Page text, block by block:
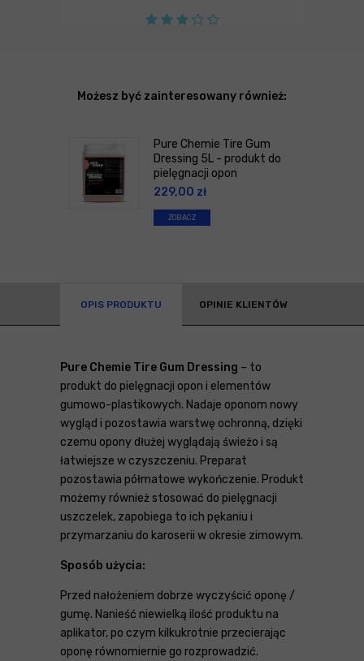
Możesz być zainteresowany również:
Pure Chemie Tire Gum
Dressing 5L - produkt do
pielęgnacji opon
229,00 zł
ZOBACZ
OPIS PRODUKTU OPINIE KLIENTÓW
Pure Chemie Tire Gum Dressing – to
produkt do pielęgnacji opon i elementów
gumowo-plastikowych. Nadaje oponom nowy
wygląd i pozostawia warstwę ochronną, dzięki
czemu opony dłużej wyglądają świeżo i są
łatwiejsze w czyszczeniu. Preparat
pozostawia półmatowe wykończenie. Produkt
możemy również stosować do pielęgnacji
uszczelek, zapobiega to ich pękaniu i
przymarzaniu do karoserii w okresie zimowym.
Sposób użycia:
Przed nałożeniem dobrze wyczyścić oponę /
gumę. Nanieść niewielką ilość produktu na
aplikator, po czym kilkukrotnie przecierając
oponę równomiernie go rozprowadzić.